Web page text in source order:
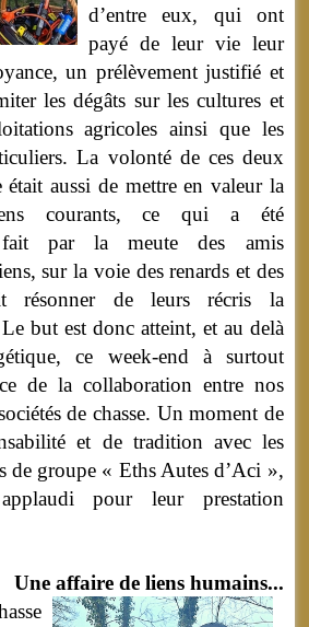
d’entre eux, qui ont
payé de leur vie leur
un prélèvement justifié et
les dégâts sur les cultures et
agricoles ainsi que les
La volonté de ces deux
était aussi de mettre en valeur la
courants, ce qui a été
fait par la meute des amis
sur la voie des renards et des
résonner de leurs récris la
but est donc atteint, et au delà
ce week-end à surtout
de la collaboration entre nos
de chasse. Un moment de
et de tradition avec les
de groupe « Eths Autes d’Aci »,
applaudi pour leur prestation
Une affaire de liens humains...